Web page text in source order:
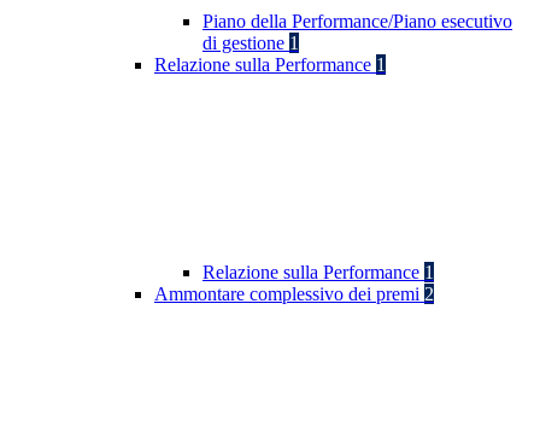
Piano della Performance/Piano esecutivo
di gestione 1
Relazione sulla Performance 1
Relazione sulla Performance 1
Ammontare complessivo dei premi 2